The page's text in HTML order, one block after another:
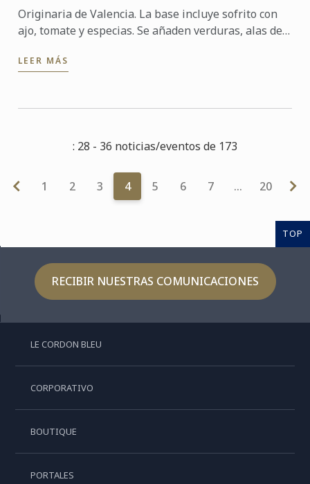
Originaria de Valencia. La base incluye sofrito con
ajo, tomate y especias. Se añaden verduras, alas de
en ...
LEER MÁS
: 28 - 36 noticias/eventos de 173
1 2 3 4 5 6 7 … 20
TOP
RECIBIR NUESTRAS COMUNICACIONES
LE CORDON BLEU
CORPORATIVO
BOUTIQUE
PORTALES